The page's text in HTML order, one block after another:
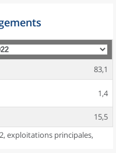
83,1
1,4
15,5
exploitations principales,